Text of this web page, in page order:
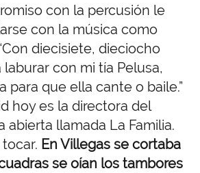
con la percusión le
con la música como
diecisiete, dieciocho
con mi tía Pelusa,
para que ella cante o baile.”
hoy es la directora del
abierta llamada La Familia.
En Villegas se cortaba
se oían los tambores